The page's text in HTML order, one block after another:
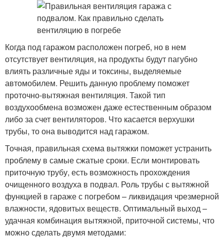
Когда под гаражом расположен погреб, но в нем
отсутствует вентиляция, на продукты будут пагубно
влиять различные яды и токсины, выделяемые
автомобилем. Решить данную проблему поможет
проточно-вытяжная вентиляция. Такой тип
воздухообмена возможен даже естественным образом
либо за счет вентиляторов. Что касается верхушки
трубы, то она выводится над гаражом.
Точная, правильная схема вытяжки поможет устранить
проблему в самые сжатые сроки. Если монтировать
приточную трубу, есть возможность прохождения
очищенного воздуха в подвал. Роль трубы с вытяжной
функцией в гараже с погребом – ликвидация чрезмерной
влажности, ядовитых веществ. Оптимальный выход –
удачная комбинация вытяжной, приточной системы, что
можно сделать двумя методами: